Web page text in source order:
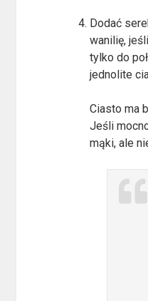
Dodać
wanilię,
tylko do
jednolite
Ciasto ma
Jeśli
mąki, ale